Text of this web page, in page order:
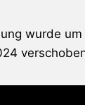
wurde